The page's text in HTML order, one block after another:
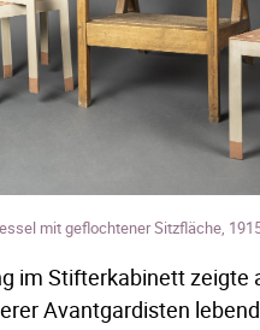
mit geflochtener Sitzfläche,
im Stifterkabinett zeigte
Avantgardisten